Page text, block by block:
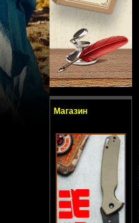
Магазин